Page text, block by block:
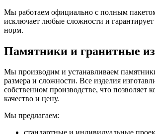
Мы работаем официально с полным
исключает любые сложности и
норм.
Памятники и гранитные
Мы производим и устанавливаем
размера и сложности. Все изделия
собственном производстве, что позволяет
качество и цену.
Мы предлагаем: